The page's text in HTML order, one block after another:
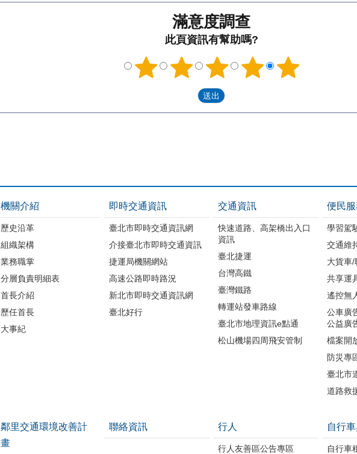
滿意度調查
此頁資訊有幫助嗎?
機關介紹
歷史沿革
組織架構
業務職掌
分層負責明細表
首長介紹
歷任首長
大事紀
即時交通資訊
臺北市即時交通資訊網
介接臺北市即時交通資訊
捷運局機關網站
高速公路即時路況
新北市即時交通資訊網
臺北好行
交通資訊
快速道路、高架橋出入口
資訊
臺北捷運
台灣高鐵
臺灣鐵路
轉運站發車路線
臺北市地理資訊e點通
松山機場四周飛安管制
便民
學習駕
交通維
大貨車/
共享運
遙控無
公車廣
公益廣
檔案開
防災專
臺北市
道路救
鄰里交通環境改善計
畫
聯絡資訊 行人
行人友善區公告專區
自行
自行車